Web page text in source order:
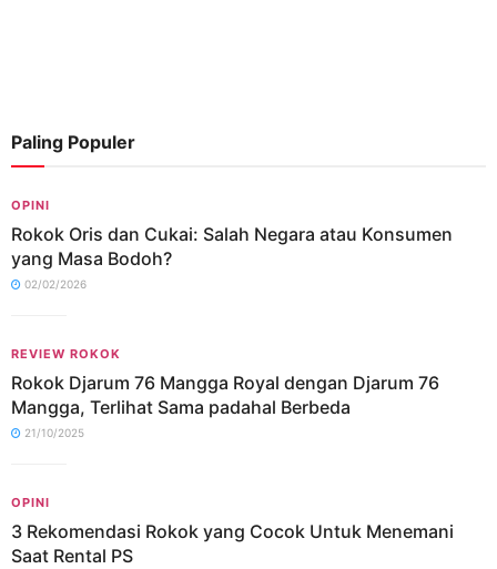
Paling Populer
OPINI
Rokok Oris dan Cukai: Salah Negara atau Konsumen
yang Masa Bodoh?
02/02/2026
REVIEW ROKOK
Rokok Djarum 76 Mangga Royal dengan Djarum 76
Mangga, Terlihat Sama padahal Berbeda
21/10/2025
OPINI
3 Rekomendasi Rokok yang Cocok Untuk Menemani
Saat Rental PS